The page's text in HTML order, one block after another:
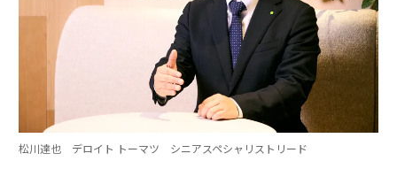
松川達也 デロイト トーマツ シニアスペシャリストリード